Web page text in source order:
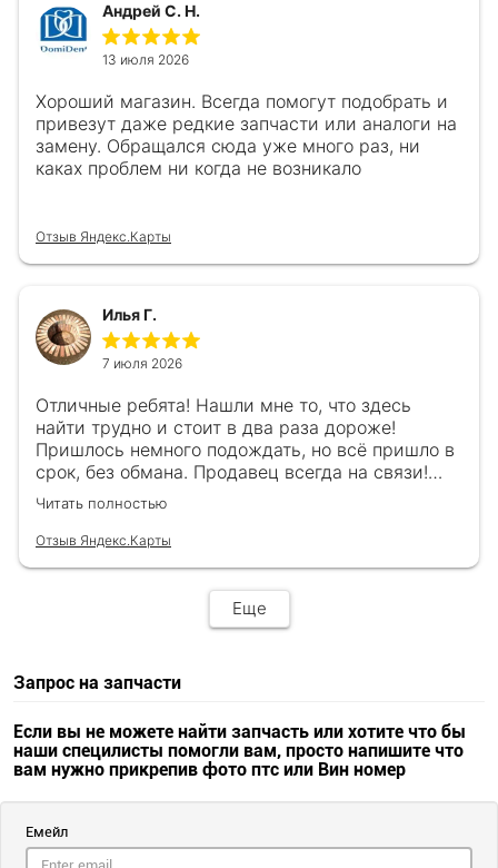
Андрей С. Н.
13 июля 2026
Хороший магазин. Всегда помогут подобрать и
привезут даже редкие запчасти или аналоги на
замену. Обращался сюда уже много раз, ни
каках проблем ни когда не возникало
Отзыв Яндекс.Карты
Илья Г.
7 июля 2026
Отличные ребята! Нашли мне то, что здесь
найти трудно и стоит в два раза дороже!
Пришлось немного подождать, но всё пришло в
срок, без обмана. Продавец всегда на связи!
Буду ещё обращаться! 👍
Читать полностью
Отзыв Яндекс.Карты
Еще
Запрос на запчасти
Если вы не можете найти запчасть или хотите что бы
наши специлисты помогли вам, просто напишите что
вам нужно прикрепив фото птс или Вин номер
Емейл